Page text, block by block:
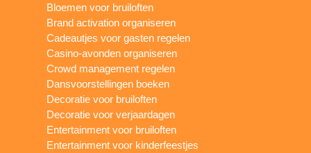
Bloemen voor bruiloften
Brand activation organiseren
Cadeautjes voor gasten regelen
Casino-avonden organiseren
Crowd management regelen
Dansvoorstellingen boeken
Decoratie voor bruiloften
Decoratie voor verjaardagen
Entertainment voor bruiloften
Entertainment voor kinderfeestjes